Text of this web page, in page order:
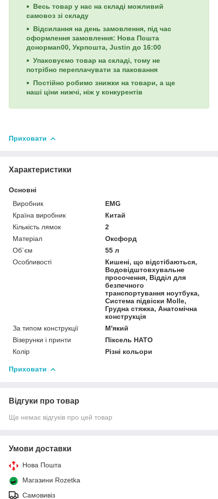
Весь товар у нас на складі можливий
самовоз зі складу
Відсилання на день замовлення, під час
оформлення замовлення: Нова Пошта
донормan00, Укрпошта, Justin до 16:00
Упаковуємо товар на складі, тому не
потрібно переплачувати за паковання
Постійно робимо знижки на товари, а ще
наші ціни нижчі, ніж у конкурентів
Приховати
Характеристики
Основні
Виробник
EMG
Країна виробник
Китай
Кількість лямок
2
Матеріал
Оксфорд
Об`єм
55 л
Особливості
Кишені, що відстібаються,
Водовідштовхувальне
просочення, Відділ для
безпечного
транспортування ноутбука,
Система підвіски Molle,
Грудна стяжка, Анатомічна
конструкція
За типом конструкції
М'який
Візерунки і принти
Піксель НАТО
Колір
Різні кольори
Приховати
Відгуки про товар
Ще немає відгуків про цей товар
Умови доставки
Нова Пошта
Магазини Rozetka
Самовивіз